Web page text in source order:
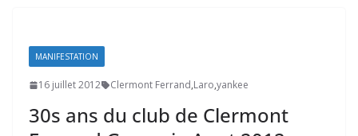
MANIFESTATION
16 juillet 2012 Clermont Ferrand,Laro,yankee
30s ans du club de Clermont